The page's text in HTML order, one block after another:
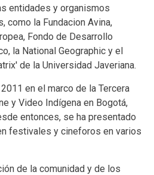
entidades y organismos
como la Fundacion Avina,
Fondo de Desarrollo
la National Geographic y el
de la Universidad Javeriana.
en el marco de la Tercera
y Video Indígena en Bogotá,
entonces, se ha presentado
festivales y cineforos en varios
de la comunidad y de los